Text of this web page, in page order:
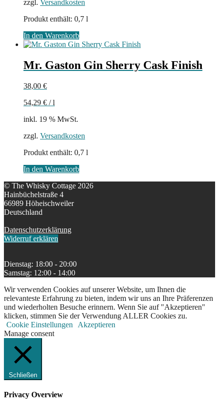
zzgl. Versandkosten
Produkt enthält: 0,7 l
In den Warenkorb
Mr. Gaston Gin Sherry Cask Finish
38,00 €
54,29 € /l
inkl. 19 % MwSt.
zzgl. Versandkosten
Produkt enthält: 0,7 l
In den Warenkorb
© The Whisky Cottage 2026
Hainbüchelstraße 4
66989 Höheischweiler
Deutschland
Datenschutzerklärung
Widerruf erklären
Dienstag: 18:00 - 20:00
Samstag: 12:00 - 14:00
Wir verwenden Cookies auf unserer Website, um Ihnen die
relevanteste Erfahrung zu bieten, indem wir uns an Ihre Präferenzen
und wiederholten Besuche erinnern. Wenn Sie auf "Akzeptieren"
klicken, stimmen Sie der Verwendung ALLER Cookies zu.
Cookie Einstellungen
Akzeptieren
Manage consent
Schließen
Privacy Overview